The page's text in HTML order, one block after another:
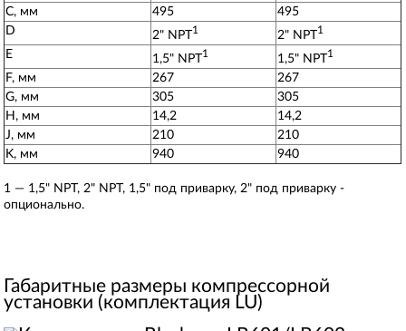
C, мм
495
495
D
2" NPT1 2" NPT1
E 1,5" NPT1 1,5" NPT1
F, мм 267
267
G, мм
305
305
H, мм
14,2
14,2
J, мм
210
210
K, мм
940 940
1 — 1,5" NPT, 2" NPT, 1,5" под приварку, 2" под приварку -
опционально.
Габаритные размеры компрессорной
установки (комплектация LU)